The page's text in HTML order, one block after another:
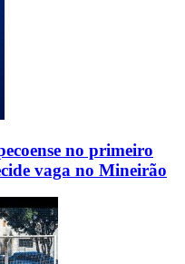
no primeiro
vaga no Mineirão